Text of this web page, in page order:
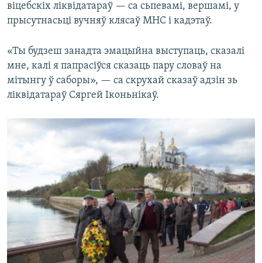
віцебскіх ліквідатараў — са сьпевамі, вершамі, у
прысутнасьці вучняў клясаў МНС і кадэтаў.
«Ты будзеш занадта эмацыйна выступаць, сказалі
мне, калі я папрасіўся сказаць пару словаў на
мітынгу ў саборы», — са скрухай сказаў адзін зь
ліквідатараў Сяргей Іконьнікаў.